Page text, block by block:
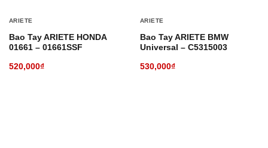
ARIETE
Bao Tay ARIETE HONDA
01661 – 01661SSF
520,000₫
ARIETE
Bao Tay ARIETE BMW
Universal – C5315003
530,000₫